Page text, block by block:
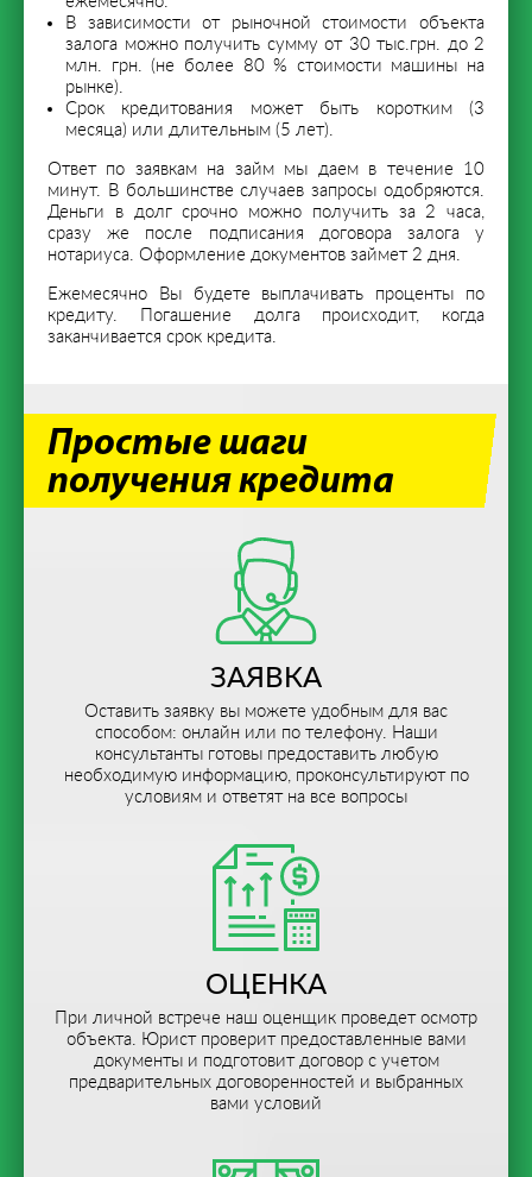
В зависимости от рыночной стоимости объекта
залога можно получить сумму от 30 тыс.грн. до 2
млн. грн. (не более 80 % стоимости машины на
рынке).
Срок кредитования может быть коротким (3
месяца) или длительным (5 лет).
Ответ по заявкам на займ мы даем в течение 10
минут. В большинстве случаев запросы одобряются.
Деньги в долг срочно можно получить за 2 часа,
сразу же после подписания договора залога у
нотариуса. Оформление документов займет 2 дня.
Ежемесячно Вы будете выплачивать проценты по
кредиту. Погашение долга происходит, когда
заканчивается срок кредита.
Простые шаги
получения кредита
ЗАЯВКА
Оставить заявку вы можете удобным для вас
способом: онлайн или по телефону. Наши
консультанты готовы предоставить любую
необходимую информацию, проконсультируют по
условиям и ответят на все вопросы
ОЦЕНКА
При личной встрече наш оценщик проведет осмотр
объекта. Юрист проверит предоставленные вами
документы и подготовит договор с учетом
предварительных договоренностей и выбранных
вами условий